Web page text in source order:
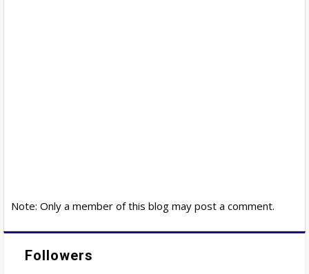
Note: Only a member of this blog may post a comment.
Followers